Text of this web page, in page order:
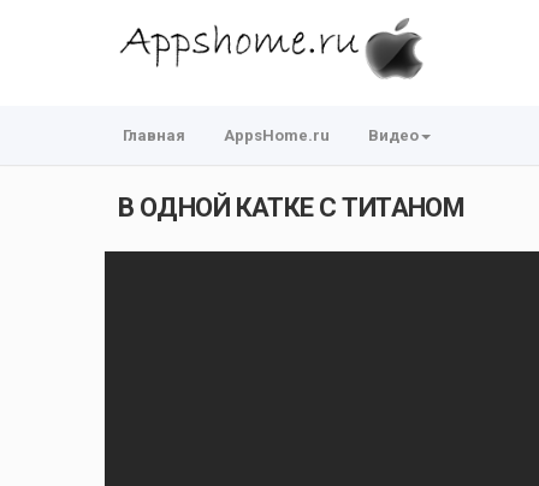
Главная AppsHome.ru Видео
В ОДНОЙ КАТКЕ С ТИТАНОМ